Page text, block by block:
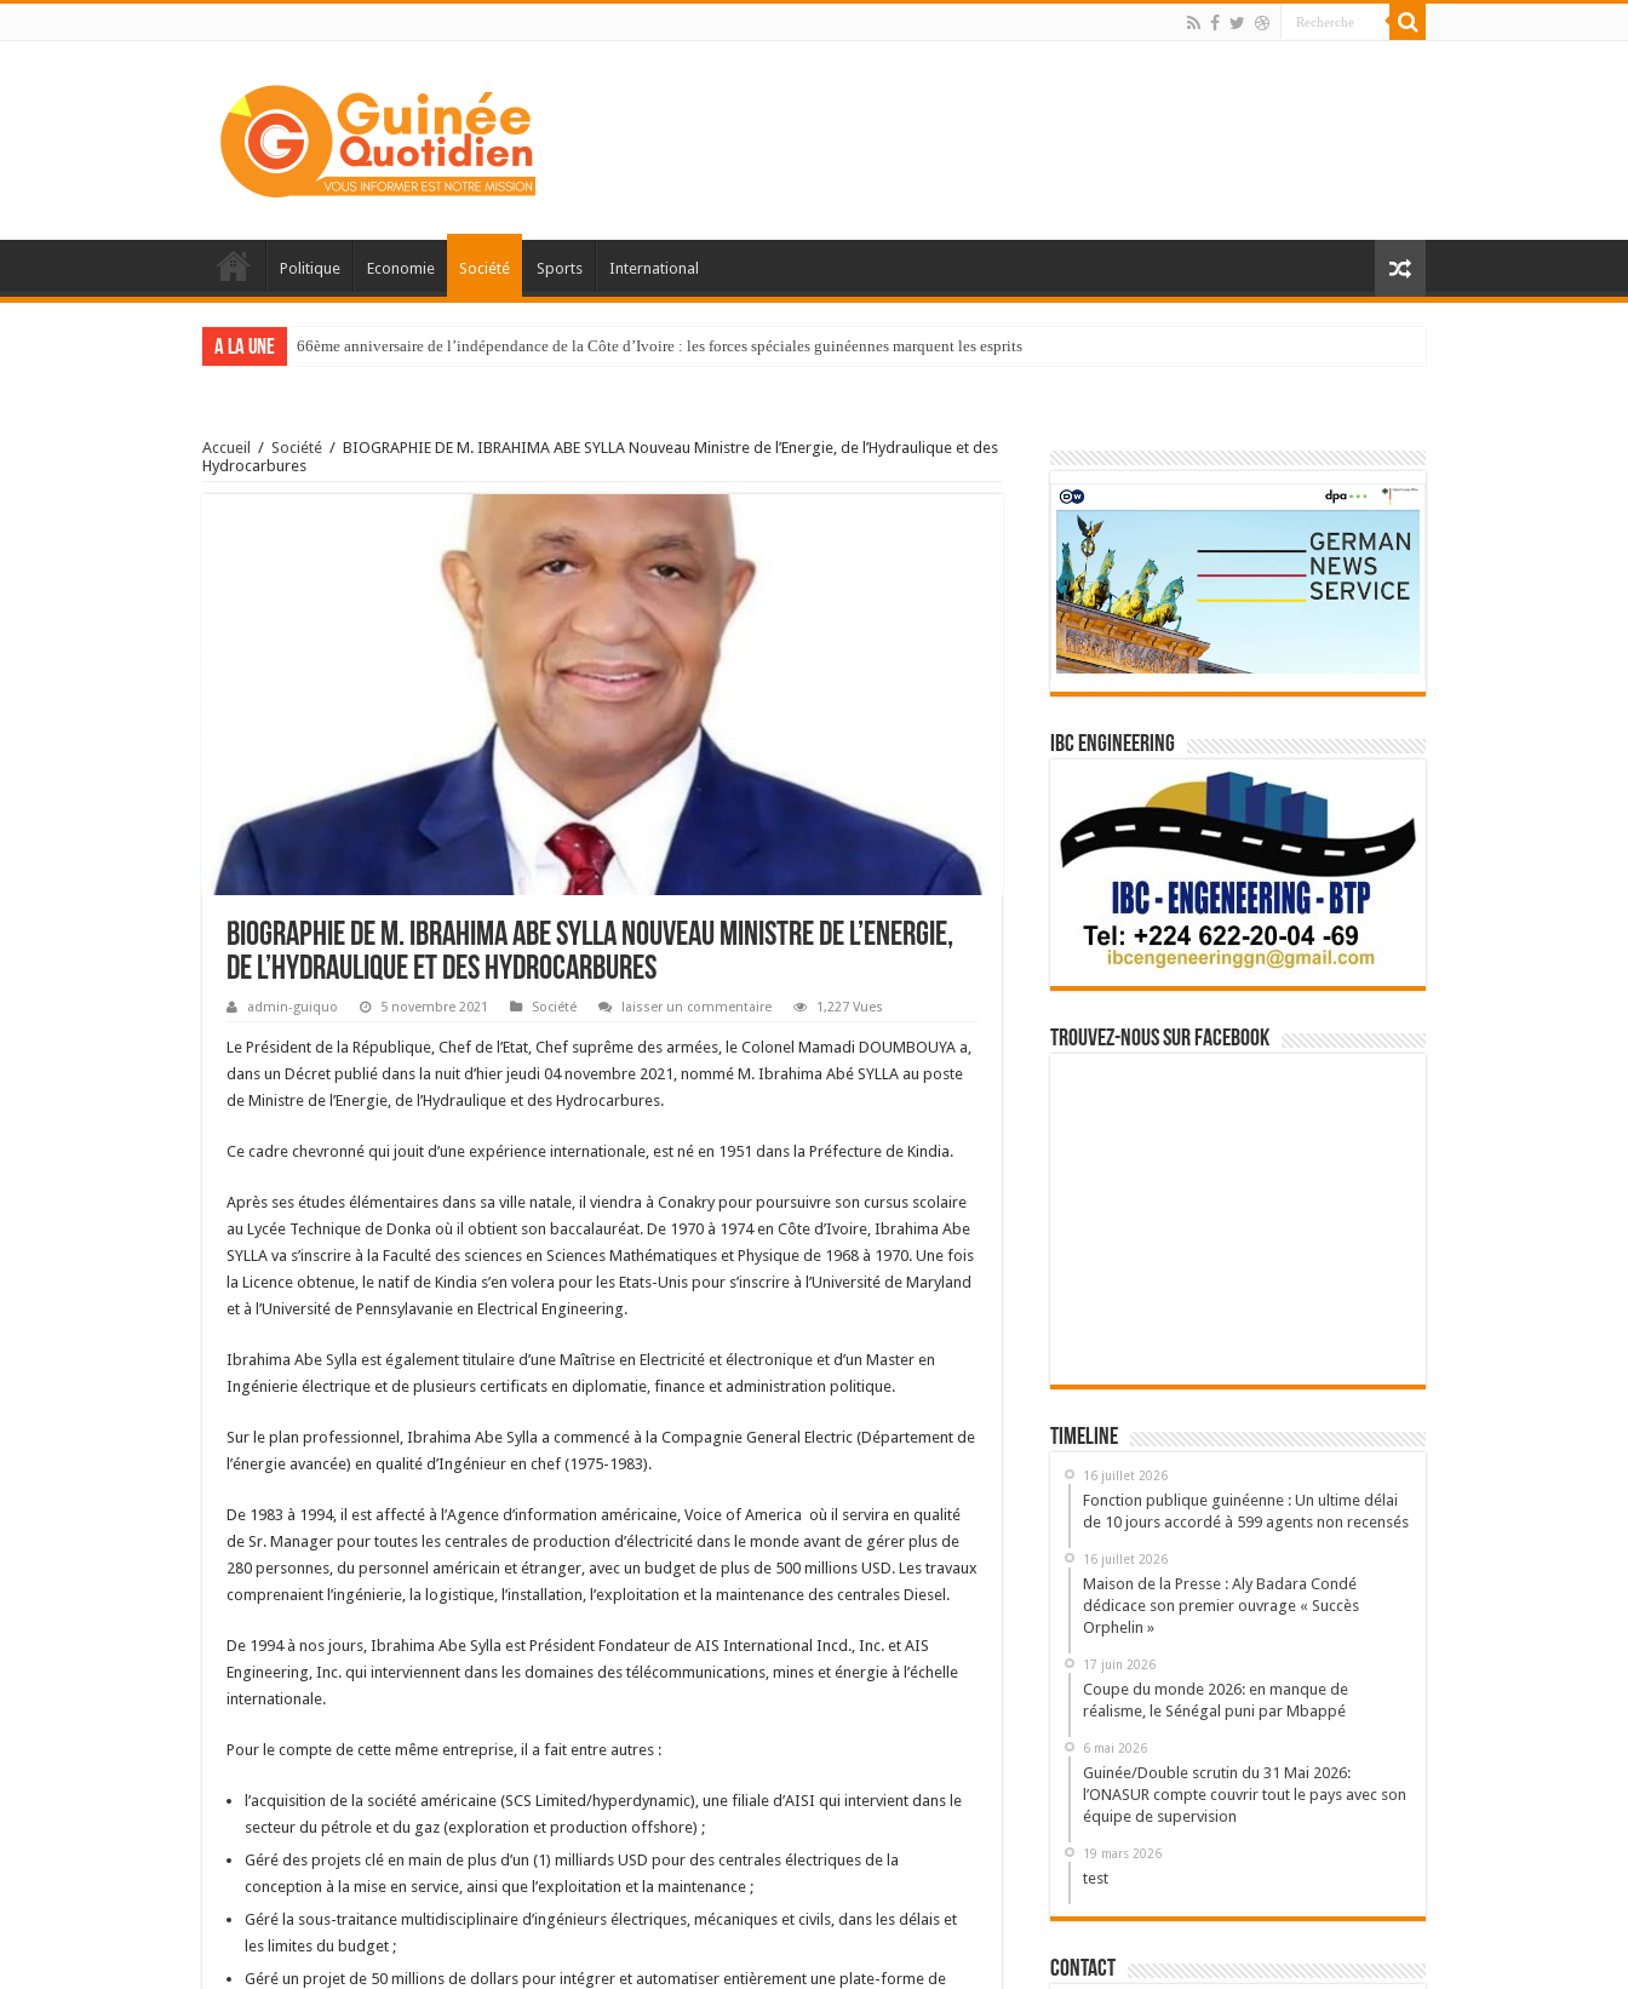
Politique Economie Société Sports International
A la une 66ème anniversaire de l’indépendance de la Côte d’Ivoire : les forces spéciales guinéennes marquent les esprits
Accueil / Société / BIOGRAPHIE DE M. IBRAHIMA ABE SYLLA Nouveau Ministre de l’Energie, de l’Hydraulique et des
Hydrocarbures
BIOGRAPHIE DE M. IBRAHIMA ABE SYLLA Nouveau Ministre de l’Energie,
de l’Hydraulique et des Hydrocarbures
admin-guiquo 5 novembre 2021 Société laisser un commentaire 1,227 Vues
Le Président de la République, Chef de l’Etat, Chef suprême des armées, le Colonel Mamadi DOUMBOUYA a,
dans un Décret publié dans la nuit d’hier jeudi 04 novembre 2021, nommé M. Ibrahima Abé SYLLA au poste
de Ministre de l’Energie, de l’Hydraulique et des Hydrocarbures.
Ce cadre chevronné qui jouit d’une expérience internationale, est né en 1951 dans la Préfecture de Kindia.
Après ses études élémentaires dans sa ville natale, il viendra à Conakry pour poursuivre son cursus scolaire
au Lycée Technique de Donka où il obtient son baccalauréat. De 1970 à 1974 en Côte d’Ivoire, Ibrahima Abe
SYLLA va s’inscrire à la Faculté des sciences en Sciences Mathématiques et Physique de 1968 à 1970. Une fois
la Licence obtenue, le natif de Kindia s’en volera pour les Etats-Unis pour s’inscrire à l’Université de Maryland
et à l’Université de Pennsylavanie en Electrical Engineering.
Ibrahima Abe Sylla est également titulaire d’une Maîtrise en Electricité et électronique et d’un Master en
Ingénierie électrique et de plusieurs certificats en diplomatie, finance et administration politique.
Sur le plan professionnel, Ibrahima Abe Sylla a commencé à la Compagnie General Electric (Département de
l’énergie avancée) en qualité d’Ingénieur en chef (1975-1983).
De 1983 à 1994, il est affecté à l’Agence d’information américaine, Voice of America où il servira en qualité
de Sr. Manager pour toutes les centrales de production d’électricité dans le monde avant de gérer plus de
280 personnes, du personnel américain et étranger, avec un budget de plus de 500 millions USD. Les travaux
comprenaient l’ingénierie, la logistique, l’installation, l’exploitation et la maintenance des centrales Diesel.
De 1994 à nos jours, Ibrahima Abe Sylla est Président Fondateur de AIS International Incd., Inc. et AIS
Engineering, Inc. qui interviennent dans les domaines des télécommunications, mines et énergie à l’échelle
internationale.
Pour le compte de cette même entreprise, il a fait entre autres :
l’acquisition de la société américaine (SCS Limited/hyperdynamic), une filiale d’AISI qui intervient dans le
secteur du pétrole et du gaz (exploration et production offshore) ;
Géré des projets clé en main de plus d’un (1) milliards USD pour des centrales électriques de la
conception à la mise en service, ainsi que l’exploitation et la maintenance ;
Géré la sous-traitance multidisciplinaire d’ingénieurs électriques, mécaniques et civils, dans les délais et
les limites du budget ;
Géré un projet de 50 millions de dollars pour intégrer et automatiser entièrement une plate-forme de
IBC Engineering
Trouvez-nous sur Facebook
Timeline
16 juillet 2026
Fonction publique guinéenne : Un ultime délai
de 10 jours accordé à 599 agents non recensés
16 juillet 2026
Maison de la Presse : Aly Badara Condé
dédicace son premier ouvrage « Succès
Orphelin »
17 juin 2026
Coupe du monde 2026: en manque de
réalisme, le Sénégal puni par Mbappé
6 mai 2026
Guinée/Double scrutin du 31 Mai 2026:
l’ONASUR compte couvrir tout le pays avec son
équipe de supervision
19 mars 2026
test
Contact